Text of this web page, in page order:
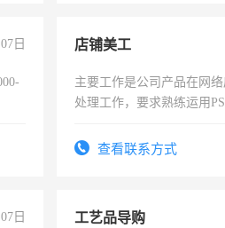
日 店铺美工
主要工作是公司产品在网
处理工作，要求熟练运用
查看联系方式
日 工艺品导购